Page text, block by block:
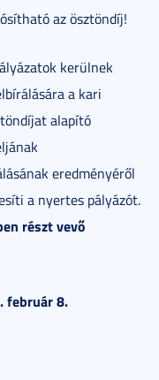
az ösztöndíj!
kerülnek
a kari
alapító
eredményéről
a nyertes pályázót.
részt vevő
február 8.